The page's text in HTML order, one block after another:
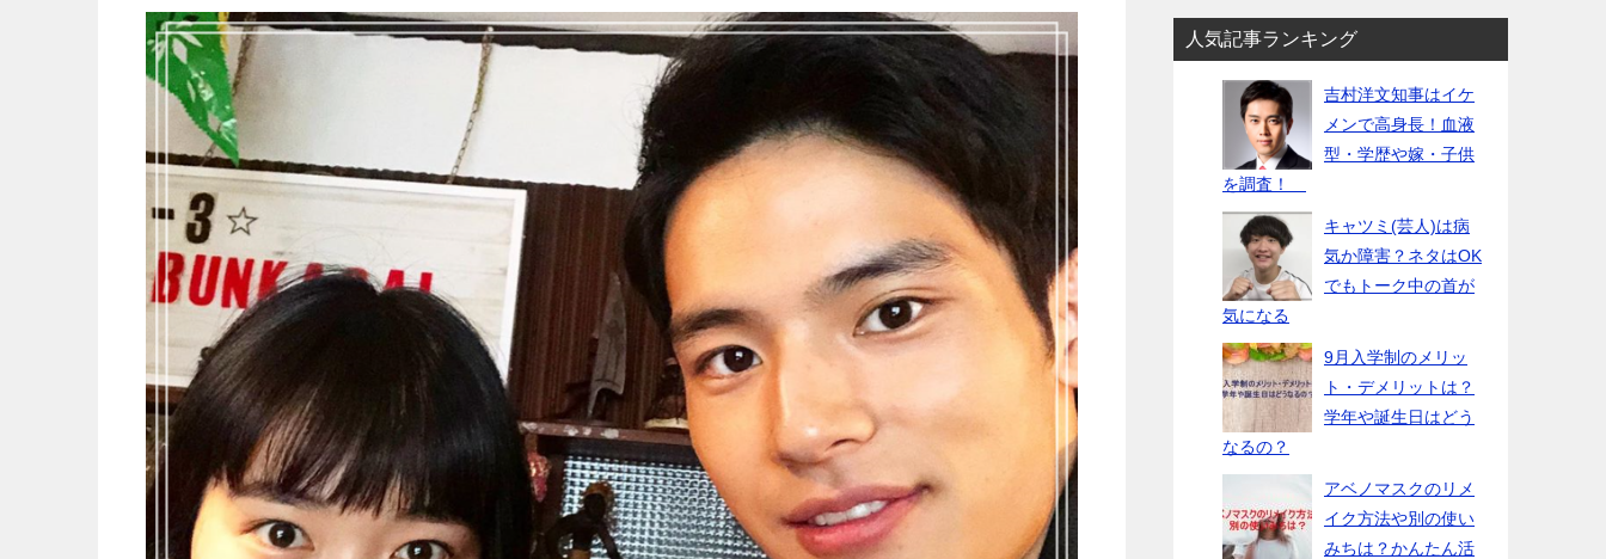
人気記事ランキング
吉村洋文知事はイケ
メンで高身長！血液
型・学歴や嫁・子供
を調査！
キャツミ(芸人)は病
気か障害？ネタはOK
でもトーク中の首が
気になる
9月入学制のメリッ
ト・デメリットは？
学年や誕生日はどう
なるの？
アベノマスクのリメ
イク方法や別の使い
みちは？かんたん活